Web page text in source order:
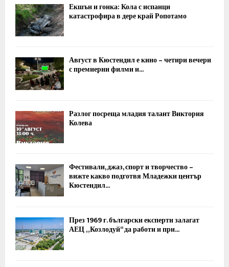
Екшън и гонка: Кола с испанци
катастрофира в дере край Ропотамо
Август в Кюстендил е кино – четири вечери
с премиерни филми и...
Разлог посреща младия талант Виктория
Колева
Фестивали, джаз, спорт и творчество –
вижте какво подготвя Младежки център
Кюстендил...
През 1969 г. български експерти залагат
АЕЦ „Козлодуй“ да работи и при...